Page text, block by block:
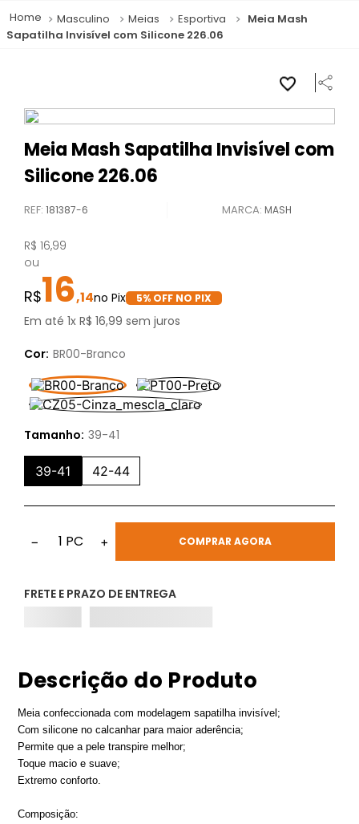
Masculino Meias Esportiva
Meia Mash
Sapatilha Invisível com Silicone 226.06
Meia Mash Sapatilha Invisível com
Silicone 226.06
REF:181387-6 MASH
R$ 16,99
ou
16,14 5% OFF NO PIX
Em até1xR$ 16,99 sem juros
Cor: BR00-Branco
Tamanho: 39-41
39-41 42-44
− 1 PC + COMPRAR AGORA
FRETE E PRAZO DE ENTREGA
Descrição do Produto
Meia confeccionada com modelagem sapatilha invisível;
Com silicone no calcanhar para maior aderência;
Permite que a pele transpire melhor;
Toque macio e suave;
Extremo conforto.
Composição: